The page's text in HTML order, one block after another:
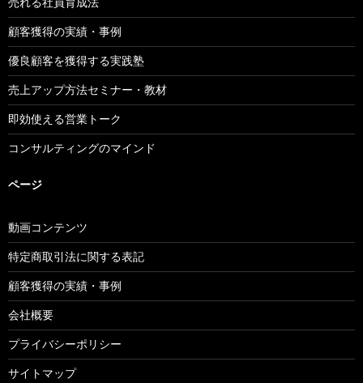
顧客獲得の実績・事例
優良顧客を獲得する実践塾
売上アップ方法セミナー・教材
即効使える営業トーク
コンサルティングのマインド
ページ
動画コンテンツ
特定商取引法に関する表記
顧客獲得の実績・事例
会社概要
プライバシーポリシー
サイトマップ